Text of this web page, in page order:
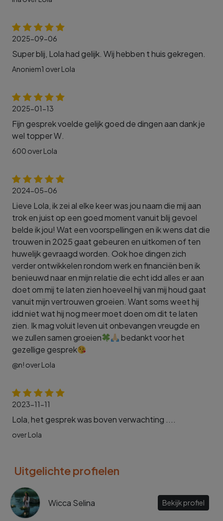
2025-09-06
Super blij, Lola had gelijk. Wij hebben t huis gekregen.
Anoniem1 over Lola
2025-01-13
Fijn gesprek voelde gelijk goed de dingen aan dank je
wel topper W.
600 over Lola
2024-05-06
Lieve Lola, ik zei al elke keer was jou naam die mij aan
trok en juist op een goed moment vanuit blij gevoel
belde ik jou! Wat een voorspellingen en ik wens dat die
trouwen in 2025 gaat gebeuren en uitkomen of ten
huwelijk gevraagd worden. Ook hoe dingen zich
verder ontwikkelen rondom werk en financiën ben ik
benieuwd naar en mijn relatie die echt idd alles er aan
doet om mij te laten zien hoeveel hij van mij houd gaat
vanuit mijn vertrouwen groeien. Want soms weet hij
idd niet wat hij nog meer moet doen om dit te laten
zien. Ik mag voluit leven uit onbevangen vreugde en
we zullen samen groeien
bedankt voor het
gezellige gesprek
@n! over Lola
2023-11-11
Lola, het gesprek was boven verwachting ....
over Lola
Uitgelichte profielen
Wicca Selina Bekijk profiel